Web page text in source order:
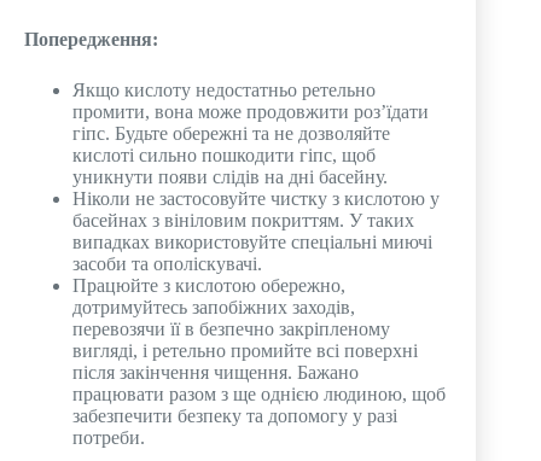
Попередження:
Якщо кислоту недостатньо ретельно
промити, вона може продовжити роз’їдати
гіпс. Будьте обережні та не дозволяйте
кислоті сильно пошкодити гіпс, щоб
уникнути появи слідів на дні басейну.
Ніколи не застосовуйте чистку з кислотою у
басейнах з вініловим покриттям. У таких
випадках використовуйте спеціальні миючі
засоби та ополіскувачі.
Працюйте з кислотою обережно,
дотримуйтесь запобіжних заходів,
перевозячи її в безпечно закріпленому
вигляді, і ретельно промийте всі поверхні
після закінчення чищення. Бажано
працювати разом з ще однією людиною, щоб
забезпечити безпеку та допомогу у разі
потреби.